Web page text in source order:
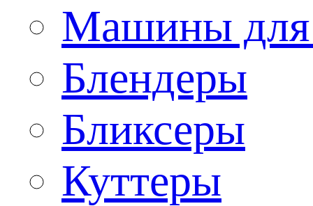
Машины для
Блендеры
Бликсеры
Куттеры